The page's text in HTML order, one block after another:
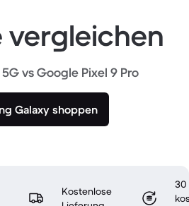
vergleichen
5G vs Google Pixel 9 Pro
Galaxy shoppen
Kostenlose
30